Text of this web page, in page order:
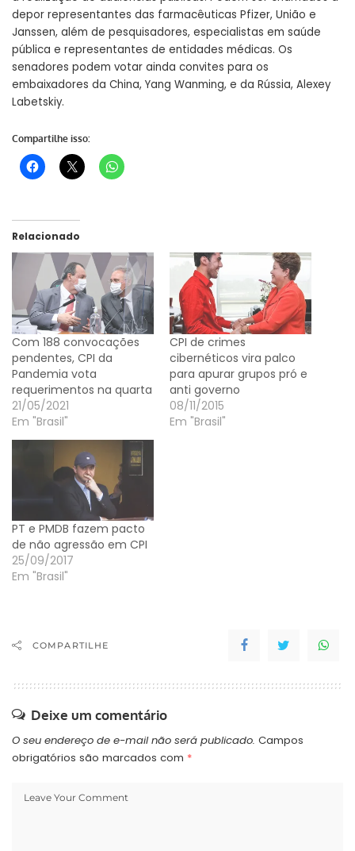
depor representantes das farmacêuticas Pfizer, União e
Janssen, além de pesquisadores, especialistas em saúde
pública e representantes de entidades médicas. Os
senadores podem votar ainda convites para os
embaixadores da China, Yang Wanming, e da Rússia, Alexey
Labetskiy.
Compartilhe isso:
Relacionado
Com 188 convocações
pendentes, CPI da
Pandemia vota
requerimentos na quarta
21/05/2021
Em "Brasil"
CPI de crimes
cibernéticos vira palco
para apurar grupos pró e
anti governo
08/11/2015
Em "Brasil"
PT e PMDB fazem pacto
de não agressão em CPI
25/09/2017
Em "Brasil"
COMPARTILHE
Deixe um comentário
O seu endereço de e-mail não será publicado. Campos
obrigatórios são marcados com *